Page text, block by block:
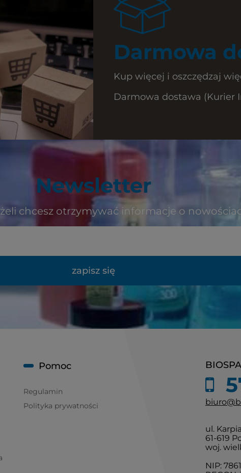
Darmowa
Kup więcej i oszczędzaj
Darmowa dostawa (Kurier
Newsletter
chcesz otrzymywać informacje o
zapisz się
ul.
61-619
woj.
NIP:
Pomoc
Regulamin
Polityka prywatności